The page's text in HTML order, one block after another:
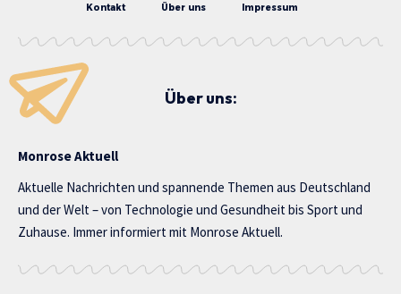
Kontakt Über uns Impressum
Über uns:
Monrose Aktuell
Aktuelle Nachrichten und spannende Themen aus Deutschland
und der Welt – von Technologie und Gesundheit bis Sport und
Zuhause. Immer informiert mit Monrose Aktuell.